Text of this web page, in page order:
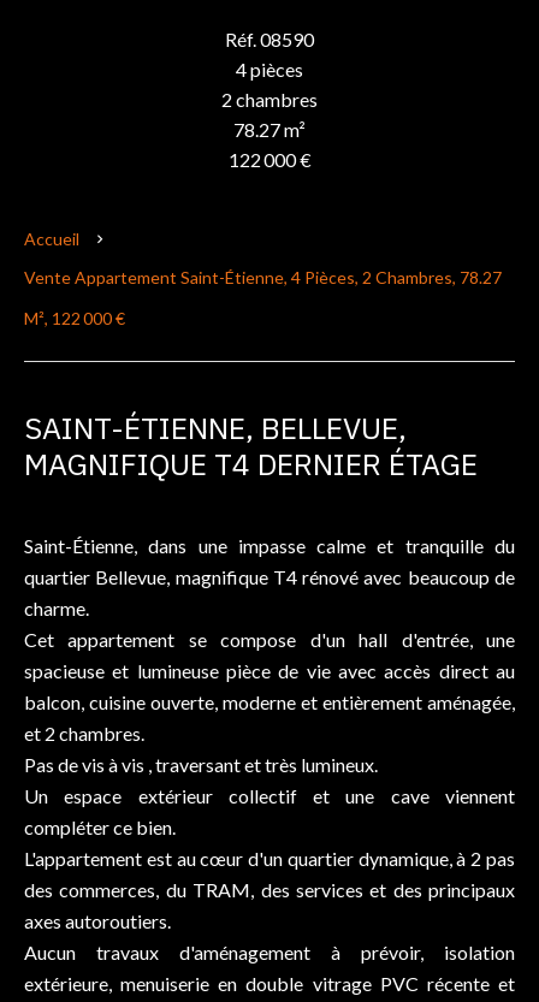
Réf. 08590
4 pièces
2 chambres
78.27 m²
122 000 €
Accueil
Vente Appartement Saint-Étienne, 4 Pièces, 2 Chambres, 78.27
M², 122 000 €
SAINT-ÉTIENNE, BELLEVUE,
MAGNIFIQUE T4 DERNIER ÉTAGE
Saint-Étienne, dans une impasse calme et tranquille du
quartier Bellevue, magnifique T4 rénové avec beaucoup de
charme.
Cet appartement se compose d'un hall d'entrée, une
spacieuse et lumineuse pièce de vie avec accès direct au
balcon, cuisine ouverte, moderne et entièrement aménagée,
et 2 chambres.
Pas de vis à vis , traversant et très lumineux.
Un espace extérieur collectif et une cave viennent
compléter ce bien.
L'appartement est au cœur d'un quartier dynamique, à 2 pas
des commerces, du TRAM, des services et des principaux
axes autoroutiers.
Aucun travaux d'aménagement à prévoir, isolation
extérieure, menuiserie en double vitrage PVC récente et